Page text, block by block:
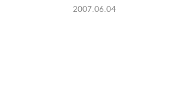
2007.06.04